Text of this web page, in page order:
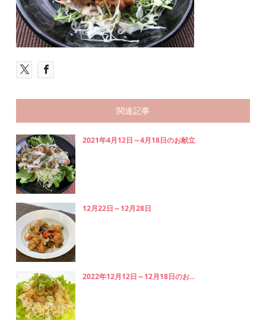
関連記事
2021年4月12日～4月18日のお献立
12月22日～12月28日
2022年12月12日～12月18日のお...